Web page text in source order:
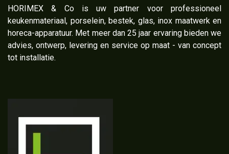
​HORIMEX & Co is uw partner voor professioneel
keukenmateriaal, porselein, bestek, glas, inox maatwerk en
horeca-apparatuur. Met meer dan 25 jaar ervaring bieden we
advies, ontwerp, levering en service op maat - van concept
tot installatie.